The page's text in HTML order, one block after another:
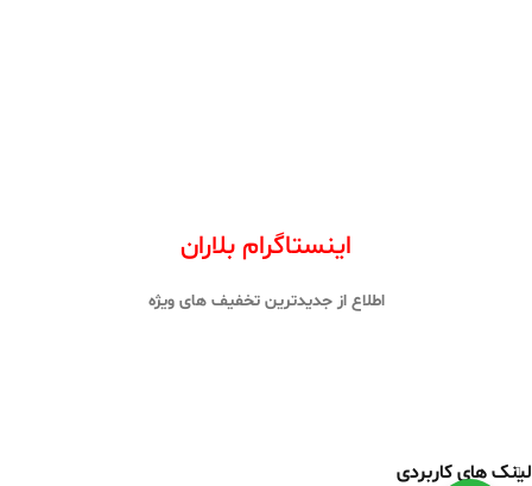
اینستاگرام بلاران
اطلاع از جدیدترین تخفیف های ویژه
لینک های کاربردی